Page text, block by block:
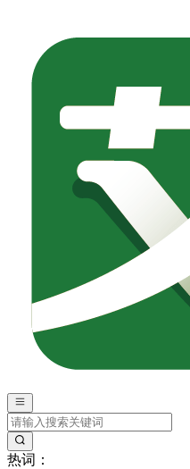
热词：